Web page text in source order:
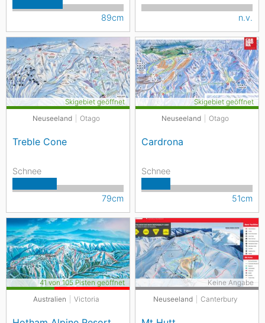
89cm n.v.
Neuseeland Otago
Treble Cone
Skigebiet geöffnet
Schnee
79cm
Neuseeland Otago
Cardrona
Skigebiet geöffnet
Schnee
51cm
Australien Victoria
41 von 105 Pisten geöffnet
Neuseeland
Canterbury
Keine Angabe